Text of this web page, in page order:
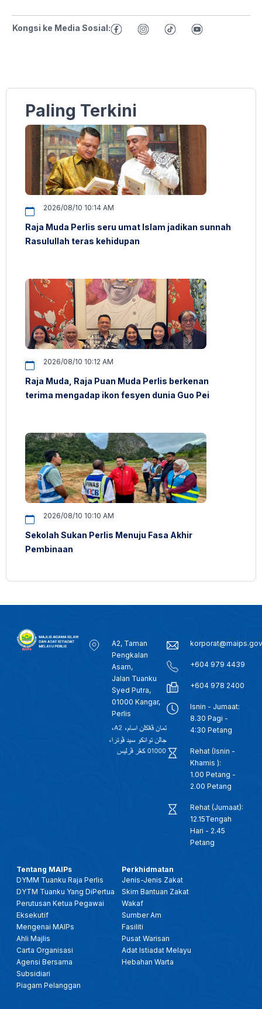
Kongsi ke Media Sosial:
Paling Terkini
2026/08/10 10:14 AM
Raja Muda Perlis seru umat Islam jadikan sunnah
Rasulullah teras kehidupan
2026/08/10 10:12 AM
Raja Muda, Raja Puan Muda Perlis berkenan
terima mengadap ikon fesyen dunia Guo Pei
2026/08/10 10:10 AM
Sekolah Sukan Perlis Menuju Fasa Akhir
Pembinaan
A2, Taman
Pengkalan
Asam,
Jalan Tuanku
Syed Putra,
01000 Kangar,
Perlis
+604 979 4439
+604 978 2400
Isnin - Jumaat:
8.30 Pagi -
4:30 Petang
Rehat (Isnin -
Khamis ):
1.00 Petang -
2.00 Petang
Rehat (Jumaat):
12.15Tengah
Hari - 2.45
Petang
Tentang MAIPs
DYMM Tuanku Raja Perlis
DYTM Tuanku Yang DiPertua
Perutusan Ketua Pegawai
Eksekutif
Mengenai MAIPs
Ahli Majlis
Carta Organisasi
Agensi Bersama
Subsidiari
Piagam Pelanggan
Perkhidmatan
Jenis-Jenis Zakat
Skim Bantuan Zakat
Wakaf
Sumber Am
Fasiliti
Pusat Warisan
Adat Istiadat Melayu
Hebahan Warta